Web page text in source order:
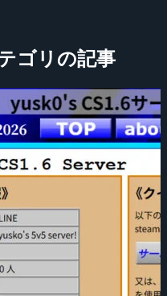
ゴリの記事